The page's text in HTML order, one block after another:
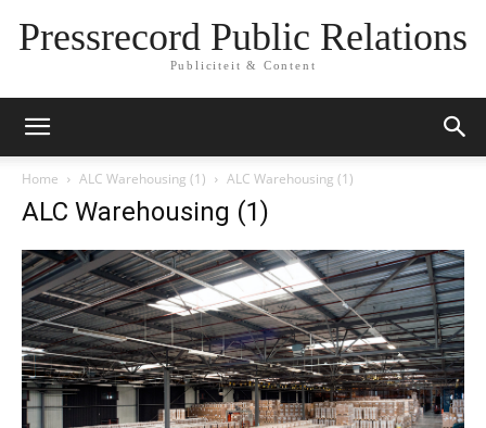
Pressrecord Public Relations
Publiciteit & Content
Home ALC Warehousing (1) ALC Warehousing (1)
ALC Warehousing (1)